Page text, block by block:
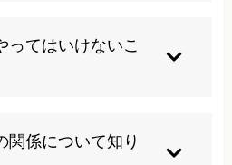
のや病気が原因のものは適
放置すると悪化する可能性
ってはいけないこ
は避けるべきです。これら
、むくみを助長する原因と
関係について知り